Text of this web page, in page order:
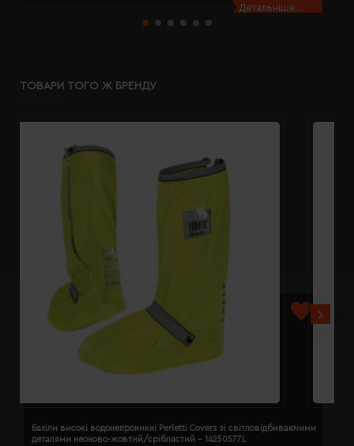
Детальніше...
ТОВАРИ ТОГО Ж БРЕНДУ
Бахіли високі водонепроникні Perletti Covers зі світловідбиваючими
деталями неоново-жовтий/сріблястий - 14250577L